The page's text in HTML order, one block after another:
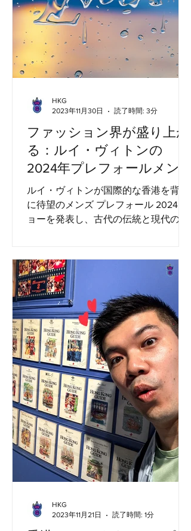
ファッション界が盛り上が
る：ルイ・ヴィトンの
2024年プレフォールメン
ズメンズショーが香港で開
催！
ルイ・ヴィトンが国際的な香港を背景
に待望のメンズ プレフォール 2024 シ
ョーを発表し、古代の伝統と現代のス
リエイティブ ディレクター、ファレル
ウィリアムスの芸術的ビジョンのも
と、この画期的なイベント...
HKG
2023年11月30日
読了時間: 3分
HKG
2023年11月21日
読了時間: 1分